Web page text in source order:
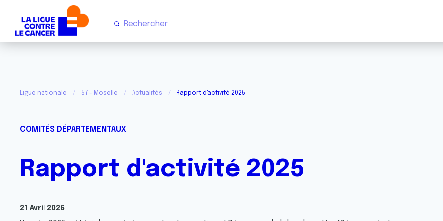
Ligue nationale 57 - Moselle Actualités Rapport d'activité 2025
COMITÉS DÉPARTEMENTAUX
Rapport d'activité 2025
21 Avril 2026